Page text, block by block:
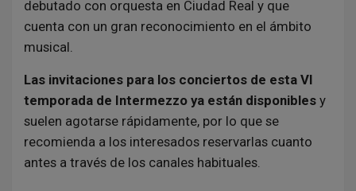
debutado con orquesta en Ciudad Real y que
cuenta con un gran reconocimiento en el ámbito
musical.
Las invitaciones para los conciertos de esta VI
temporada de Intermezzo ya están disponibles y
suelen agotarse rápidamente, por lo que se
recomienda a los interesados reservarlas cuanto
antes a través de los canales habituales.